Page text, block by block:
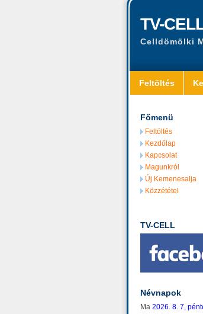
TV-
Celldömölki
Feltöltés
Főmenü
Feltöltés
Kezdőlap
Kapcsolat
Magunkról
Új Kemenesalja
Közzététel
TV-CELL
Névnapok
Ma 2026. 8. 7,